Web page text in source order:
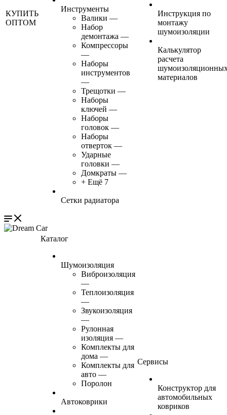
КУПИТЬ
ОПТОМ
Инструменты
Валики —
Набор
демонтажа —
Компрессоры
—
Наборы
инструментов
—
Трещотки —
Наборы
ключей —
Наборы
головок —
Наборы
отверток —
Ударные
головки —
Домкраты —
+ Ещё 7
Сетки радиатора
Инструкция по
монтажу
шумоизоляции
Калькулятор
расчета
материалов
Каталог
Шумоизоляция
Виброизоляция
—
Теплоизоляция
—
Звукоизоляция
—
Рулонная
изоляция —
Комплекты для
дома —
Комплекты для
авто —
Поролон
Автоковрики
Сервисы
Конструктор для
автомобильных
ковриков